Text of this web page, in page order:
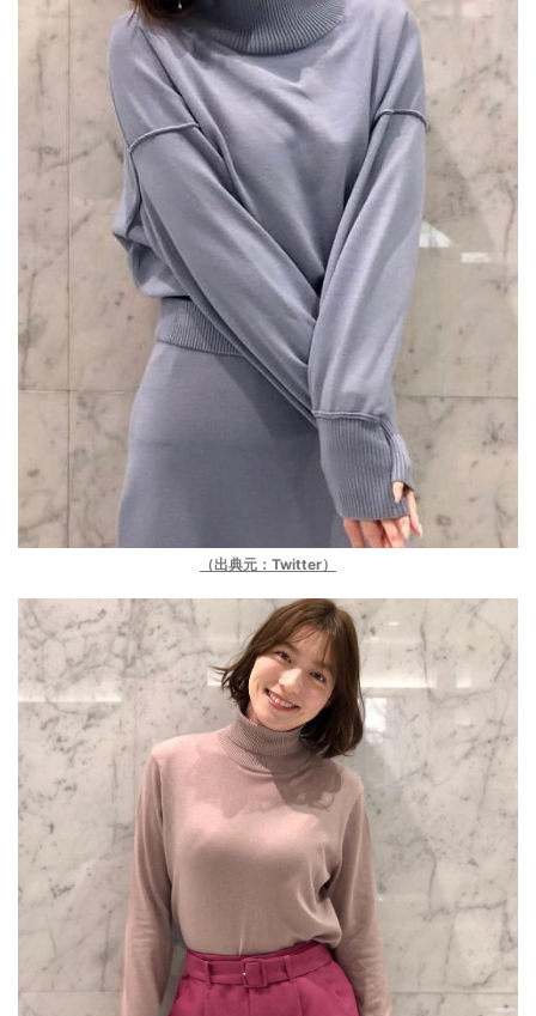
（出典元：Twitter）